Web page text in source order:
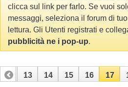
clicca sul link per farlo. Se vuoi
messaggi, seleziona il forum di
lettura. Gli Utenti registrati e
pubblicità ne i pop-up.
12 13 14 15 16 17